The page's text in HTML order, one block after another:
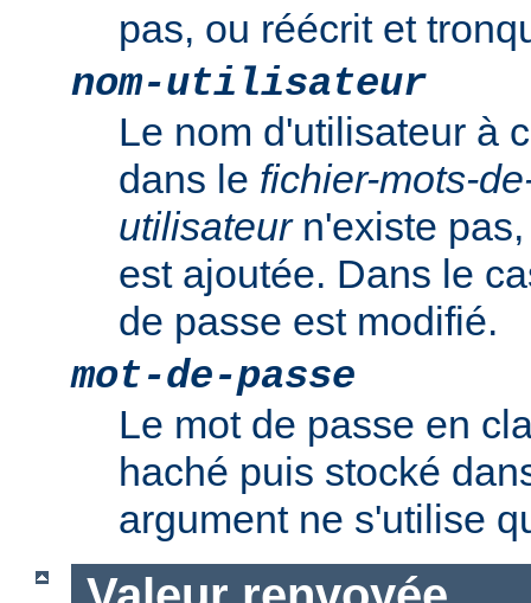
pas, ou réécrit et
nom-utilisateur
Le nom d'utilisateur à
dans le fichier-mots-
utilisateurn'existe
est ajoutée. Dans le
de passe est modifié.
mot-de-passe
Le mot de passe en
haché puis stocké
argument ne s'utilise